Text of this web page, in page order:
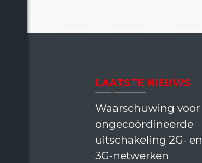
LAATSTE NIEUWS
Waarschuwing voor
ongecoördineerde
uitschakeling 2G- en
3G-netwerken